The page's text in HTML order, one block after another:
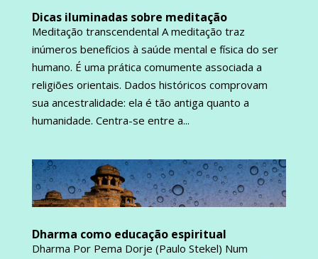
Dicas iluminadas sobre meditação
Meditação transcendental A meditação traz
inúmeros benefícios à saúde mental e física do ser
humano. É uma prática comumente associada a
religiões orientais. Dados históricos comprovam
sua ancestralidade: ela é tão antiga quanto a
humanidade. Centra-se entre a...
Dharma como educação espiritual
Dharma Por Pema Dorje (Paulo Stekel) Num